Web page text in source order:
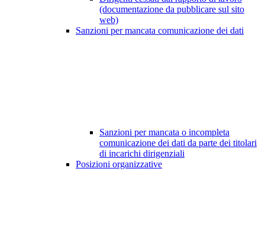
(documentazione da pubblicare sul sito
web)
Sanzioni per mancata comunicazione dei dati
Sanzioni per mancata o incompleta
comunicazione dei dati da parte dei titolari
di incarichi dirigenziali
Posizioni organizzative